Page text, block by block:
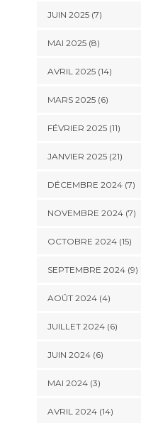
JUIN 2025 (7)
MAI 2025 (8)
AVRIL 2025 (14)
MARS 2025 (6)
FÉVRIER 2025 (11)
JANVIER 2025 (21)
DÉCEMBRE 2024 (7)
NOVEMBRE 2024 (7)
OCTOBRE 2024 (15)
SEPTEMBRE 2024 (9)
AOÛT 2024 (4)
JUILLET 2024 (6)
JUIN 2024 (6)
MAI 2024 (3)
AVRIL 2024 (14)